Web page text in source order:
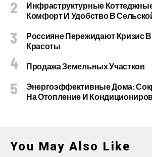
Инфраструктурные
Комфорт И Удобство В
Россияне Пережидают Кризис
Красоты
Продажа Земельных Участков
Энергоэффективные Дома:
На Отопление И
You May Also Like